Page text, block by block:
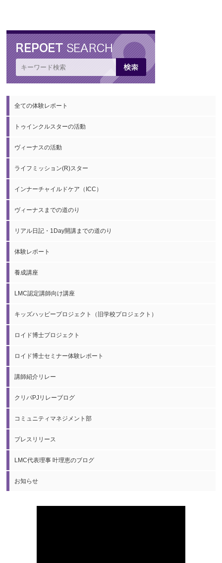
全ての体験レポート
トゥインクルスターの活動
ヴィーナスの活動
ライフミッション(R)スター
インナーチャイルドケア（ICC）
ヴィーナスまでの道のり
リアル日記・1Day開講までの道のり
体験レポート
養成講座
LMC認定講師向け講座
キッズハッピープロジェクト（旧学校プロジェクト）
ロイド博士プロジェクト
ロイド博士セミナー体験レポート
講師紹介リレー
クリパPJリレーブログ
コミュニティマネジメント部
プレスリリース
LMC代表理事 叶理恵のブログ
お知らせ